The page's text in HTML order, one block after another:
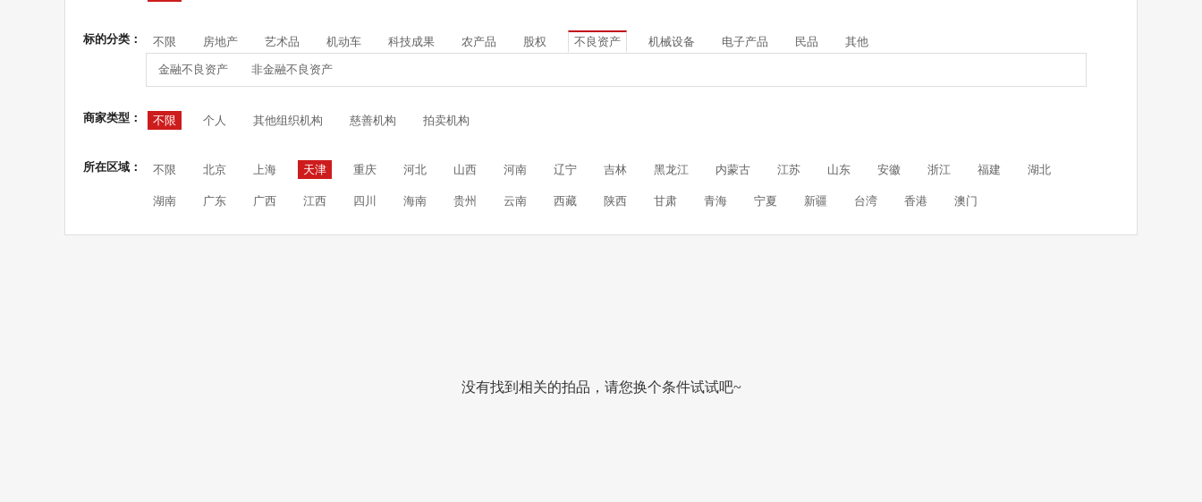
标的分类： 不限 房地产 艺术品 机动车 科技成果 农产品 股权 不良资产 机械设备 电子产品 民品 其他
金融不良资产 非金融不良资产
商家类型： 不限 个人 其他组织机构 慈善机构 拍卖机构
所在区域： 不限 北京 上海 天津 重庆 河北 山西 河南 辽宁 吉林 黑龙江 内蒙古 江苏 山东 安徽 浙江 福建 湖北
湖南 广东 广西 江西 四川 海南 贵州 云南 西藏 陕西 甘肃 青海 宁夏 新疆 台湾 香港 澳门
没有找到相关的拍品，请您换个条件试试吧~